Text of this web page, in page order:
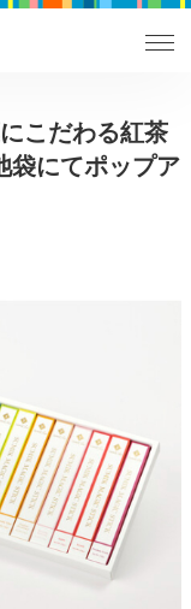
こだわる紅茶
袋にてポップア